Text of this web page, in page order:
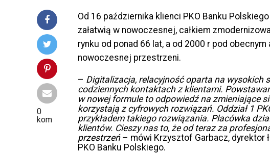
0
kom
Od 16 października klienci PKO Banku
załatwią w nowoczesnej, całkiem
rynku od ponad 66 lat, a od 2000 r pod
nowoczesnej przestrzeni.
– Digitalizacja, relacyjność oparta na wysokich
codziennych kontaktach z klientami.
w nowej formule to odpowiedź na zmieniające
korzystają z cyfrowych rozwiązań. Oddział 1
przykładem takiego rozwiązania. Placówka
klientów. Cieszy nas to, że od teraz za
przestrzeń– mówi Krzysztof Garbacz, dyrektor
PKO Banku Polskiego.